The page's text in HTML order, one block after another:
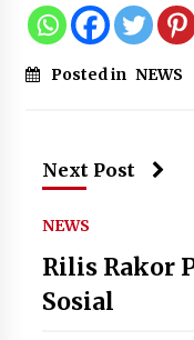
Posted in NEWS
Next Post
NEWS
Rilis Rakor
Sosial